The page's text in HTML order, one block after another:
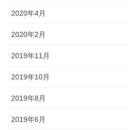
2020年4月
2020年2月
2019年11月
2019年10月
2019年8月
2019年6月